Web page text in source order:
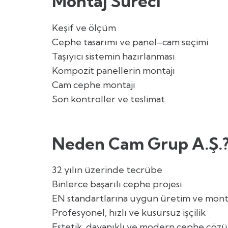
Keşif ve ölçüm
Cephe tasarımı ve panel–cam seçimi
Taşıyıcı sistemin hazırlanması
Kompozit panellerin montajı
Cam cephe montajı
Son kontroller ve teslimat
Neden Cam Grup
32 yılın üzerinde tecrübe
Binlerce başarılı cephe projesi
EN standartlarına uygun üretim ve
Profesyonel, hızlı ve kusursuz işçilik